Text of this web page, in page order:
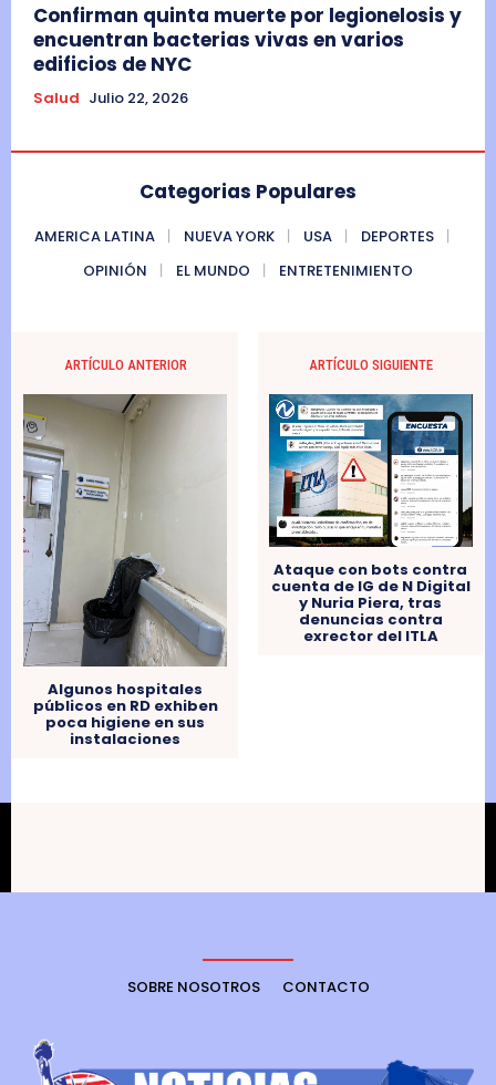
Confirman quinta muerte por legionelosis y
encuentran bacterias vivas en varios
edificios de NYC
Salud Julio 22, 2026
Categorias Populares
AMERICA LATINA NUEVA YORK USA
DEPORTES
OPINIÓN
EL MUNDO ENTRETENIMIENTO
ARTÍCULO ANTERIOR
Algunos hospitales
públicos en RD exhiben
poca higiene en sus
instalaciones
ARTÍCULO SIGUIENTE
Ataque con bots contra
cuenta de IG de N Digital
y Nuria Piera, tras
denuncias contra
exrector del ITLA
SOBRE NOSOTROS CONTACTO